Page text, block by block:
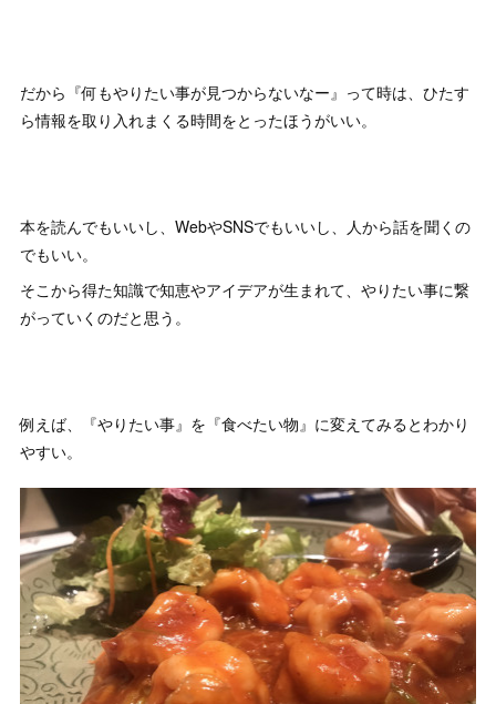
だから『何もやりたい事が見つからないなー』って時は、ひたす
ら情報を取り入れまくる時間をとったほうがいい。
本を読んでもいいし、WebやSNSでもいいし、人から話を聞くの
でもいい。
そこから得た知識で知恵やアイデアが生まれて、やりたい事に繋
がっていくのだと思う。
例えば、『やりたい事』を『食べたい物』に変えてみるとわかり
やすい。